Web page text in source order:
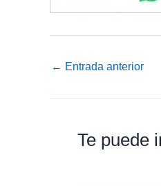
← Entrada anterior
Te puede